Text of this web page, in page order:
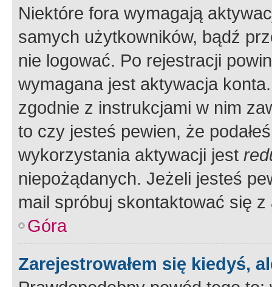
Niektóre fora wymagają
samych użytkowników, bądź
nie logować. Po rejestracji
wymagana jest aktywacja
zgodnie z instrukcjami w nim
to czy jesteś pewien, że
wykorzystania aktywacji jest
niepożądanych. Jeżeli jesteś
mail spróbuj skontaktować się
Góra
Zarejestrowałem się kiedyś,